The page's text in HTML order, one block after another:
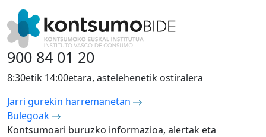
900 84 01 20
8:30etik 14:00etara, astelehenetik ostiralera
Jarri gurekin harremanetan
Bulegoak
Kontsumoari buruzko informazioa, alertak eta